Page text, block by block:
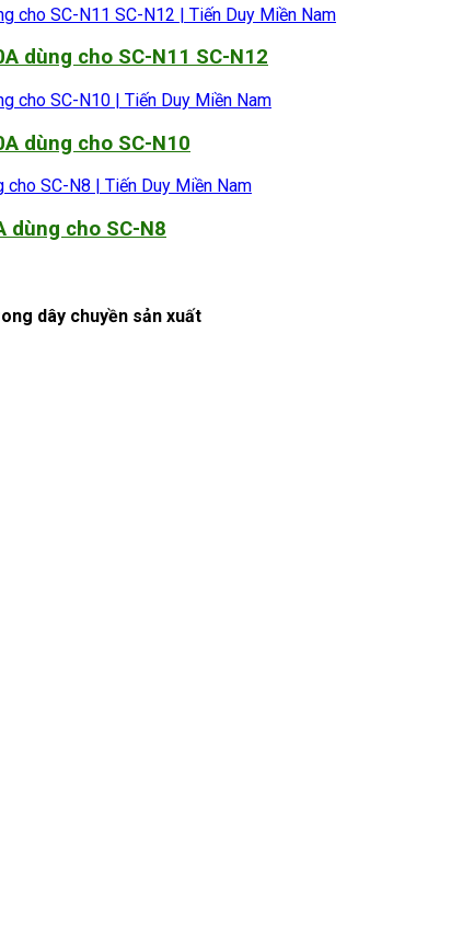
dùng cho SC-N11 SC-N12
dùng cho SC-N10
dùng cho SC-N8
dây chuyền sản xuất